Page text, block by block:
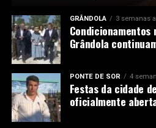
GRÂNDOLA 3 semanas
Condicionamentos
Grândola
PONTE DE SOR 4
Festas da cidade
oficialmente